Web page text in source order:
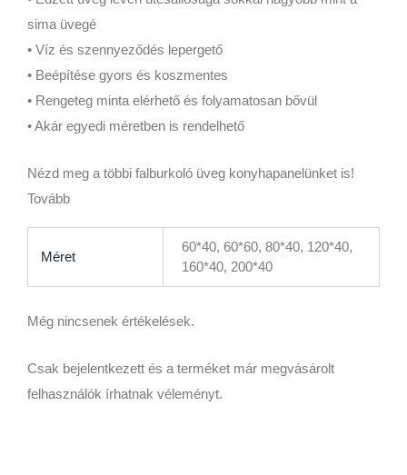
sima üvegé
• Víz és szennyeződés lepergető
• Beépítése gyors és koszmentes
• Rengeteg minta elérhető és folyamatosan bővül
• Akár egyedi méretben is rendelhető
Nézd meg a többi falburkoló üveg konyhapanelünket is!
Tovább
Méret
60*40, 60*60, 80*40, 120*40,
160*40, 200*40
Még nincsenek értékelések.
Csak bejelentkezett és a terméket már megvásárolt
felhasználók írhatnak véleményt.